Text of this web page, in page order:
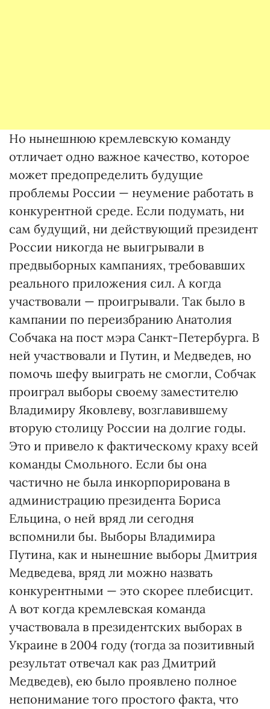
Но нынешнюю кремлевскую команду
отличает одно важное качество, которое
может предопределить будущие
проблемы России — неумение работать в
конкурентной среде. Если подумать, ни
сам будущий, ни действующий президент
России никогда не выигрывали в
предвыборных кампаниях, требовавших
реального приложения сил. А когда
участвовали — проигрывали. Так было в
кампании по переизбранию Анатолия
Собчака на пост мэра Санкт-Петербурга. В
ней участвовали и Путин, и Медведев, но
помочь шефу выиграть не смогли, Собчак
проиграл выборы своему заместителю
Владимиру Яковле­ву, возглавившему
вторую столицу России на долгие годы.
Это и привело к фактическому краху всей
команды Смольного. Если бы она
частично не была инкорпорирована в
администрацию президента Бориса
Ельцина, о ней вряд ли сегодня
вспомнили бы. Выборы Владимира
Путина, как и нынешние выборы Дмитрия
Медведева, вряд ли можно назвать
конкурентными — это скорее плебисцит.
А вот когда кремлевская команда
участвовала в президентских выборах в
Украине в 2004 году (тогда за позитивный
результат отвечал как раз Дмитрий
Медведев), ею было проявлено полное
непонимание того простого факта, что